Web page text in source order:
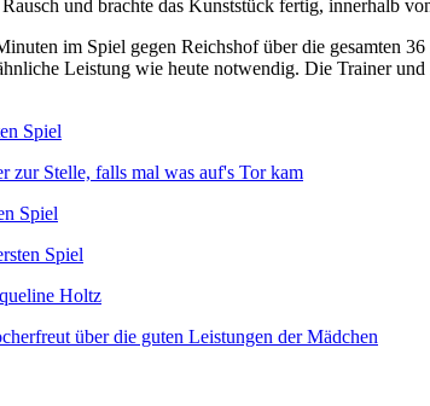
und brachte das Kunststück fertig, innerhalb
im Spiel gegen Reichshof über die gesamten
Leistung wie heute notwendig. Die Trainer